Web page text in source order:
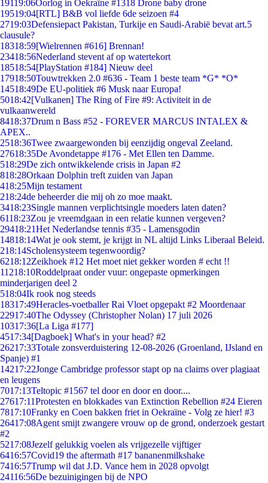
19119:06Oorlog in Oekraïne #1318 Drone baby drone
19519:04[RTL] B&B vol liefde 6de seizoen #4
2719:03Defensiepact Pakistan, Turkije en Saudi-Arabië bevat art.5
clausule?
18318:59[Wielrennen #616] Brennan!
23418:56Nederland stevent af op watertekort
18518:54[PlayStation #184] Nieuw deel
17918:50Touwtrekken 2.0 #636 - Team 1 beste team *G* *O*
14518:49De EU-politiek #6 Musk naar Europa!
5018:42[Vulkanen] The Ring of Fire #9: Activiteit in de
vulkaanwereld
8418:37Drum n Bass #52 - FOREVER MARCUS INTALEX &
APEX..
2518:36Twee zwaargewonden bij eenzijdig ongeval Zeeland.
27618:35De Avondetappe #176 - Met Ellen ten Damme.
518:29De zich ontwikkelende crisis in Japan #2
818:28Orkaan Dolphin treft zuiden van Japan
418:25Mijn testament
218:24de beheerder die mij oh zo moe maakt.
3418:23Single mannen verplichtsingle moeders laten daten?
6118:23Zou je vreemdgaan in een relatie kunnen vergeven?
29418:21Het Nederlandse tennis #35 - Lamensgodin
14818:14Wat je ook stemt, je krijgt in NL altijd Links Liberaal Beleid.
218:14Scholensysteem tegenwoordig?
6218:12Zeikhoek #12 Het moet niet gekker worden # echt !!
11218:10Roddelpraat onder vuur: ongepaste opmerkingen
minderjarigen deel 2
518:04Ik rook nog steeds
18317:49Heracles-voetballer Rai Vloet opgepakt #2 Moordenaar
22917:40The Odyssey (Christopher Nolan) 17 juli 2026
10317:36[La Liga #177]
4517:34[Dagboek] What's in your head? #2
26217:33Totale zonsverduistering 12-08-2026 (Groenland, IJsland en
Spanje) #1
14217:22Jonge Cambridge professor stapt op na claims over plagiaat
en leugens
7017:13Teltopic #1567 tel door en door en door....
27617:11Protesten en blokkades van Extinction Rebellion #24 Eieren
7817:10Franky en Coen bakken friet in Oekraïne - Volg ze hier! #3
26417:08Agent smijt zwangere vrouw op de grond, onderzoek gestart
#2
5217:08Jezelf gelukkig voelen als vrijgezelle vijftiger
6416:57Covid19 the aftermath #17 bananenmilkshake
7416:57Trump wil dat J.D. Vance hem in 2028 opvolgt
24116:56De bezuinigingen bij de NPO